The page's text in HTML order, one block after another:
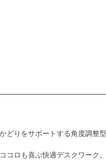
どりをサポートする角度調整
コロも喜ぶ快適デスクワーク。